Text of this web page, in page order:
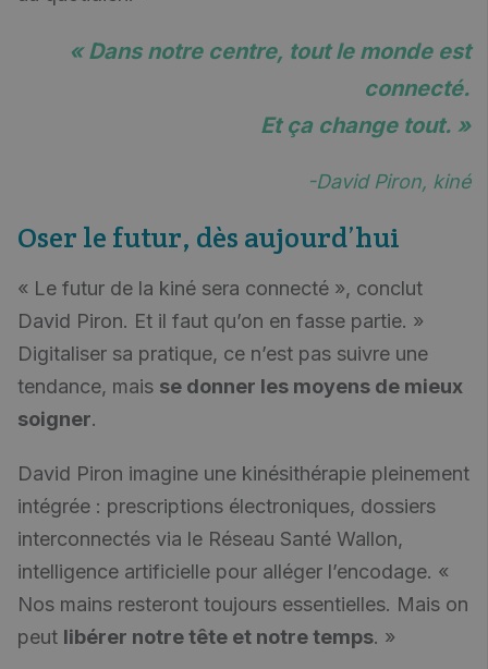
« Dans notre centre, tout le monde est
connecté.
Et ça change tout. »
-David Piron, kiné
Oser le futur, dès aujourd’hui
« Le futur de la kiné sera connecté », conclut
David Piron. Et il faut qu’on en fasse partie. »
Digitaliser sa pratique, ce n’est pas suivre une
tendance, mais se donner les moyens de mieux
soigner.
David Piron imagine une kinésithérapie pleinement
intégrée : prescriptions électroniques, dossiers
interconnectés via le Réseau Santé Wallon,
intelligence artificielle pour alléger l’encodage. «
Nos mains resteront toujours essentielles. Mais on
peut libérer notre tête et notre temps. »